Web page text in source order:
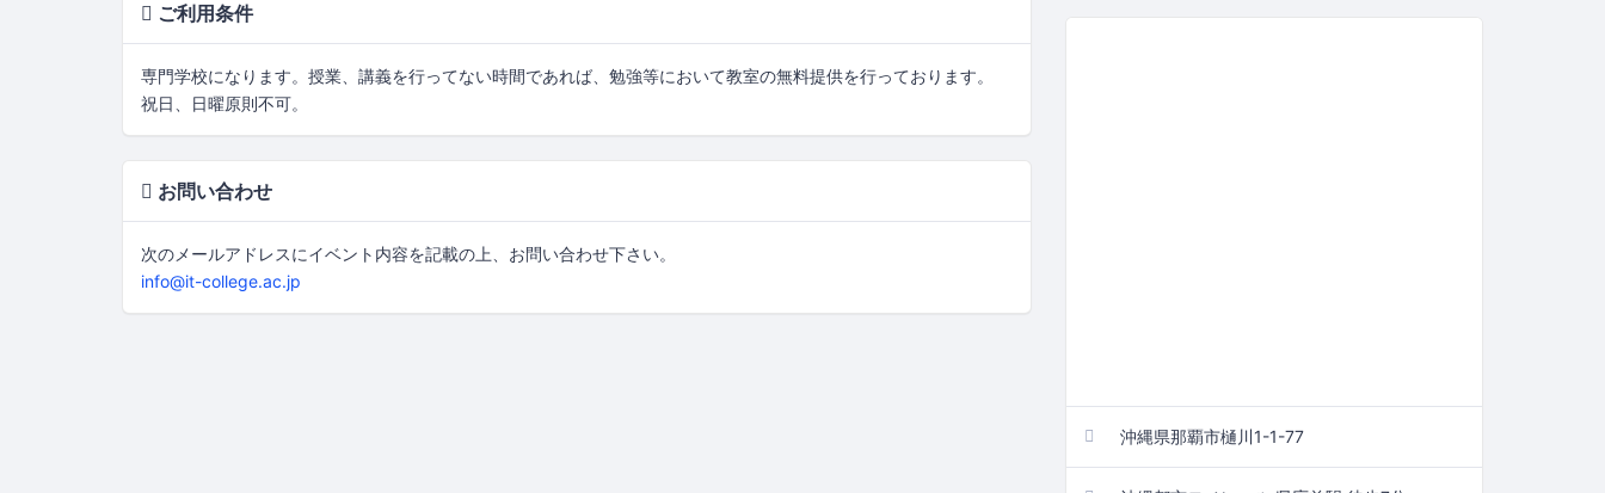
沖縄県那覇市樋川1-1-77
ご利用条件
専門学校になります。授業、講義を行ってない時間であれば、勉強等において教室の無料提供を行っております。
祝日、日曜原則不可。
お問い合わせ
次のメールアドレスにイベント内容を記載の上、お問い合わせ下さい。
info@it-college.ac.jp